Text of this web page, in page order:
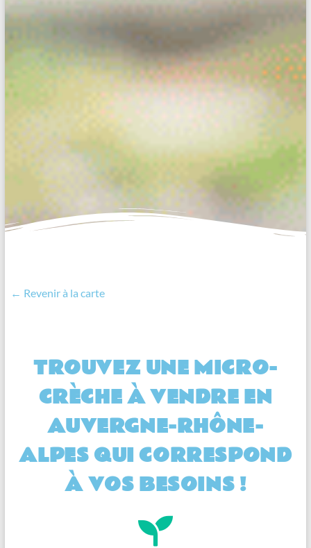
← Revenir à la carte
TROUVEZ UNE MICRO-
CRÈCHE À VENDRE EN
AUVERGNE-RHÔNE-
ALPES QUI CORRESPOND
À VOS BESOINS !